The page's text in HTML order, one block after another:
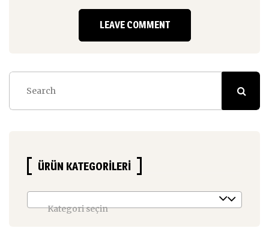
ÜRÜN KATEGORILERI
Kategori seçin